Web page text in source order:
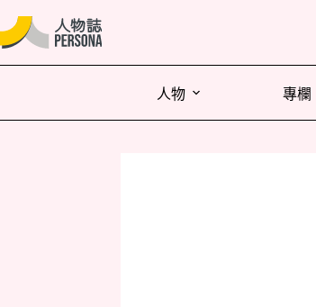
人物 專欄